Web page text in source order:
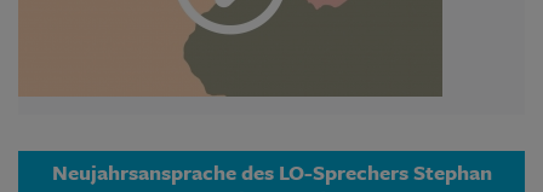
Neujahrsansprache des LO-Sprechers Stephan